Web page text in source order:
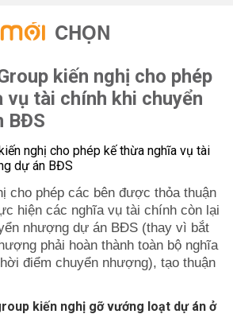
CHỌN
kiến nghị cho phép
vụ tài chính khi chuyển
BĐS
cho phép các bên được thỏa thuận
hiện các nghĩa vụ tài chính còn lại
nhượng dự án BĐS (thay vì bắt
phải hoàn thành toàn bộ nghĩa
điểm chuyển nhượng), tạo thuận
kiến nghị gỡ vướng loạt dự án ở